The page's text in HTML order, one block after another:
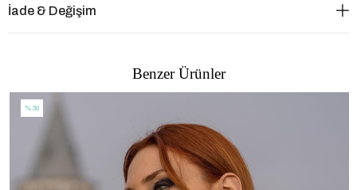
İade & Değişim
Benzer Ürünler
%30